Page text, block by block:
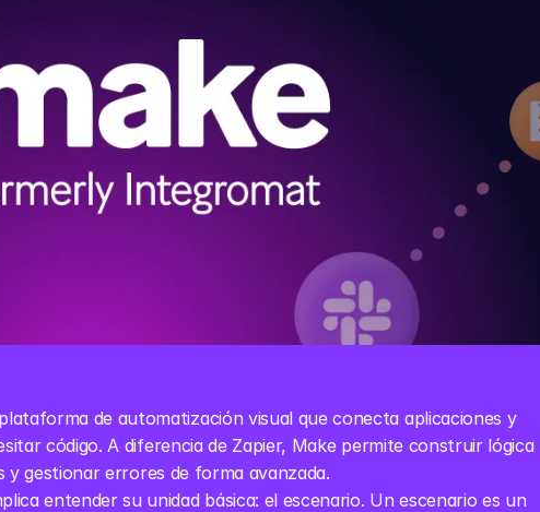
de automatización visual que conecta aplicaciones y
código. A diferencia de Zapier, Make permite construir lógica
gestionar errores de forma avanzada.
entender su unidad básica: el escenario. Un escenario es un